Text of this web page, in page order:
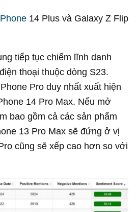
14 Plus và Galaxy Z Flip
tiếp tục chiếm lĩnh danh
thoại thuộc dòng S23.
Pro duy nhất xuất hiện
14 Pro Max. Nếu mở
bao gồm cả các sản phẩm
13 Pro Max sẽ đứng ở vị
cũng sẽ xếp cao hơn so với